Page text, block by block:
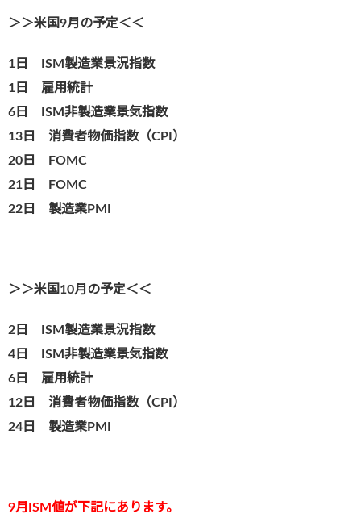
＞＞米国9月の予定＜＜
1日 ISM製造業景況指数
1日 雇用統計
6日 ISM非製造業景気指数
13日 消費者物価指数（CPI）
20日 FOMC
21日 FOMC
22日 製造業PMI
＞＞米国10月の予定＜＜
2日 ISM製造業景況指数
4日 ISM非製造業景気指数
6日 雇用統計
12日 消費者物価指数（CPI）
24日 製造業PMI
9月ISM値が下記にあります。